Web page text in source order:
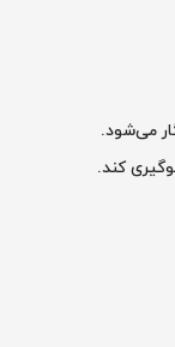
می‌شود.
کند.